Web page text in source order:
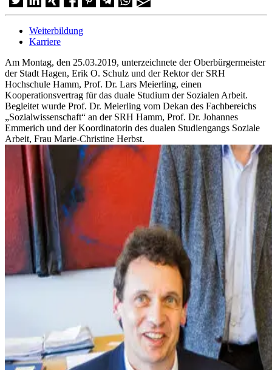
Weiterbildung
Karriere
Am Montag, den 25.03.2019, unterzeichnete der Oberbürgermeister
der Stadt Hagen, Erik O. Schulz und der Rektor der SRH
Hochschule Hamm, Prof. Dr. Lars Meierling, einen
Kooperationsvertrag für das duale Studium der Sozialen Arbeit.
Begleitet wurde Prof. Dr. Meierling vom Dekan des Fachbereichs
„Sozialwissenschaft“ an der SRH Hamm, Prof. Dr. Johannes
Emmerich und der Koordinatorin des dualen Studiengangs Soziale
Arbeit, Frau Marie-Christine Herbst.